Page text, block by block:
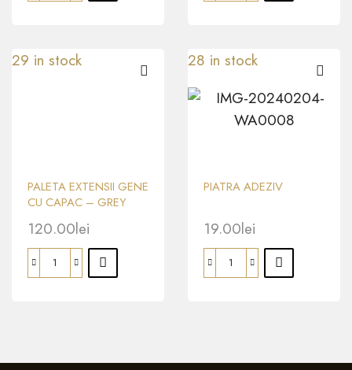
29 in stock
PALETA EXTENSII GENE
CU CAPAC – GREY
Dee Luxury Lashes
120.00lei
28 in stock
PIATRA ADEZIV
19.00lei